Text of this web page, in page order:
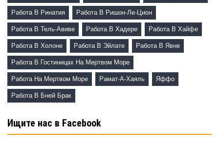
Работа В Ринатия Работа В Ришон-Ле-Цион
Работа В Тель-Авиве Работа В Хадере Работа В Хайфе
Работа В Холоне Работа В Эйлате Работа В Явне
Работа В Гостиницах На Мертвом Море
Работа На Мертвом Море Рамат-А-Хаяль Яффо
Работа В Бней Брак
Ищите нас в Facebook